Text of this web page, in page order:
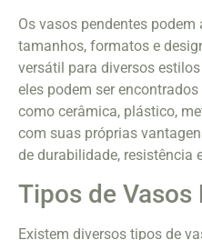
Os vasos pendentes
tamanhos, formatos e
versátil para diversos
eles podem ser
como cerâmica, plástico,
com suas próprias
de durabilidade, resistência
Tipos de Vasos
Existem diversos tipos de